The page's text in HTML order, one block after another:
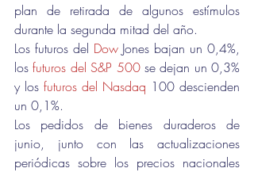
plan de retirada de algunos estímulos
durante la segunda mitad del año.
Los futuros del Dow Jones bajan un 0,4%,
los futuros del S&P 500 se dejan un 0,3%
y los futuros del Nasdaq 100 descienden
un 0,1%.
Los pedidos de bienes duraderos de
junio, junto con las actualizaciones
periódicas sobre los precios nacionales